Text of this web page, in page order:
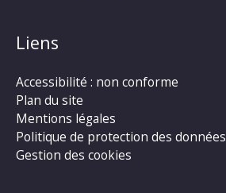
Liens
Accessibilité : non conforme
Plan du site
Mentions légales
Politique de protection des données
Gestion des cookies